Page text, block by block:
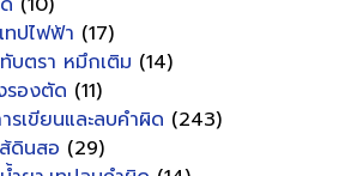
ปไฟฟ้า (17)
บตรา หมึกเติม (14)
รองตัด (11)
เขียนและลบคำผิด (243)
ดินสอ (29)